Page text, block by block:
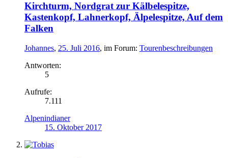
Kirchturm, Nordgrat zur Kälbelespitze,
Kastenkopf, Lahnerkopf, Älpelespitze, Auf dem
Falken
Johannes, 25. Juli 2016, im Forum: Tourenbeschreibungen
Antworten:
5
Aufrufe:
7.111
Alpenindianer
15. Oktober 2017